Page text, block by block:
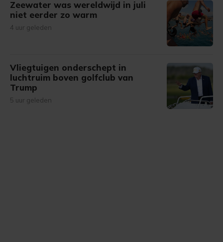
Zeewater was wereldwijd in juli
niet eerder zo warm
4 uur geleden
Vliegtuigen onderschept in
luchtruim boven golfclub van
Trump
5 uur geleden